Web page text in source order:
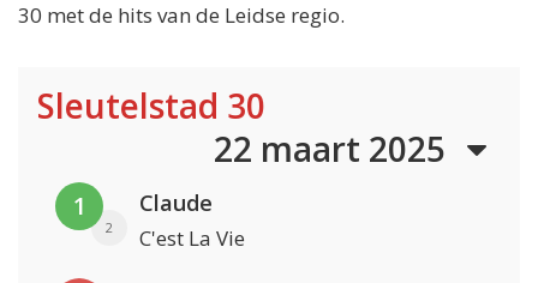
30 met de hits van de Leidse regio.
Sleutelstad 30
22 maart 2025
1
2
Claude
C'est La Vie